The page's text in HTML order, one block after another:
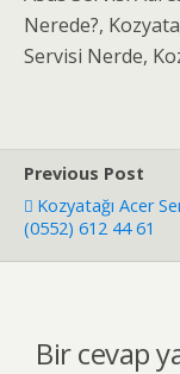
Nerede?,
Servisi Nerde,
Previous Post
Kozyatağı Acer
(0552) 612 44 61
Bir cevap